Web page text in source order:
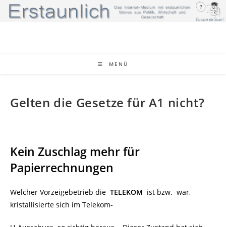
Zum
Inhalt
MENÜ
Gelten die Gesetze für A1 nicht?
Kein Zuschlag mehr für
Papierrechnungen
Welcher Vorzeigebetrieb die TELEKOM ist bzw. war,
kristallisierte sich im Telekom-